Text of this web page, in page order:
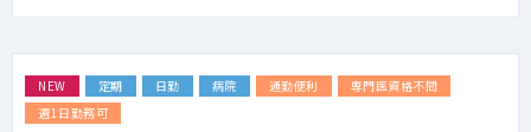
NEW 定期 日勤 病院 通勤便利
専門医資格不問
週1日勤務可